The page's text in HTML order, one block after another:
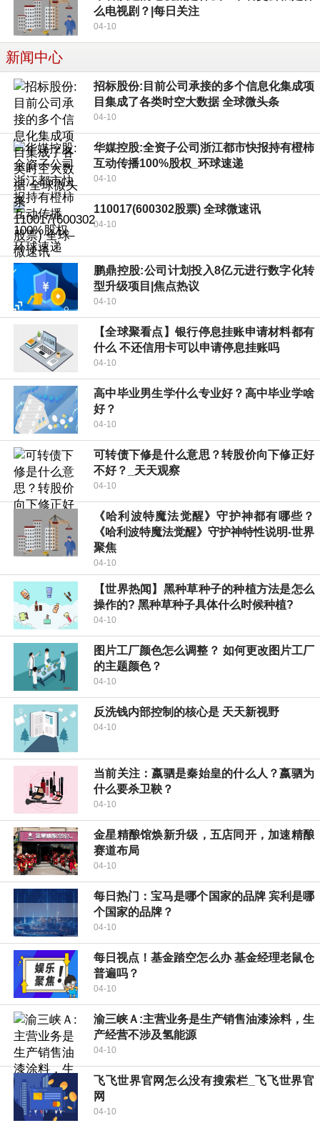
么电视剧？|每日关注
04-10
新闻中心
招标股份:目前公司承接的多个信息化集成项
目集成了各类时空大数据 全球微头条
04-10
华媒控股:全资子公司浙江都市快报持有橙柿
互动传播100%股权_环球速递
04-10
110017(600302股票) 全球微速讯
04-10
鹏鼎控股:公司计划投入8亿元进行数字化转
型升级项目|焦点热议
04-10
【全球聚看点】银行停息挂账申请材料都有
什么 不还信用卡可以申请停息挂账吗
04-10
高中毕业男生学什么专业好？高中毕业学啥
好？
04-10
可转债下修是什么意思？转股价向下修正好
不好？_天天观察
04-10
《哈利波特魔法觉醒》守护神都有哪些？
《哈利波特魔法觉醒》守护神特性说明-世界
聚焦
04-10
【世界热闻】黑种草种子的种植方法是怎么
操作的? 黑种草种子具体什么时候种植?
04-10
图片工厂颜色怎么调整？ 如何更改图片工厂
的主题颜色？
04-10
反洗钱内部控制的核心是 天天新视野
04-10
当前关注：嬴驷是秦始皇的什么人？嬴驷为
什么要杀卫鞅？
04-10
金星精酿馆焕新升级，五店同开，加速精酿
赛道布局
04-10
每日热门：宝马是哪个国家的品牌 宾利是哪
个国家的品牌？
04-10
每日视点！基金踏空怎么办 基金经理老鼠仓
普遍吗？
04-10
渝三峡Ａ:主营业务是生产销售油漆涂料，生
产经营不涉及氢能源
04-10
飞飞世界官网怎么没有搜索栏_飞飞世界官
网
04-10